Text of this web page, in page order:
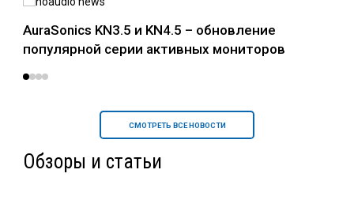
AuraSonics KN3.5 и KN4.5 – обновление
популярной серии активных мониторов
СМОТРЕТЬ ВСЕ НОВОСТИ
Обзоры и статьи